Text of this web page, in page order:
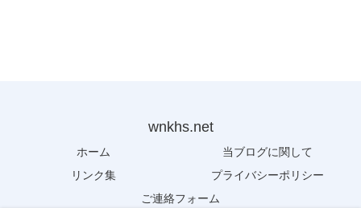
wnkhs.net
ホーム
当ブログに関して
リンク集
プライバシーポリシー
ご連絡フォーム